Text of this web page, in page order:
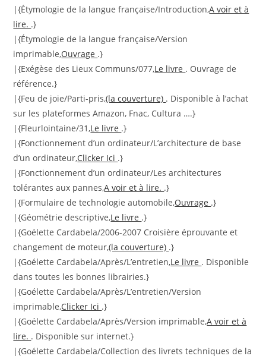
|{Étymologie de la langue française/Introduction,A voir et à
lire. .}
|{Étymologie de la langue française/Version
imprimable,Ouvrage .}
|{Exégèse des Lieux Communs/077,Le livre . Ouvrage de
référence.}
|{Feu de joie/Parti-pris,(la couverture) . Disponible à l’achat
sur les plateformes Amazon, Fnac, Cultura ….}
|{Fleurlointaine/31,Le livre .}
|{Fonctionnement d’un ordinateur/L’architecture de base
d’un ordinateur,Clicker Ici .}
|{Fonctionnement d’un ordinateur/Les architectures
tolérantes aux pannes,A voir et à lire. .}
|{Formulaire de technologie automobile,Ouvrage .}
|{Géométrie descriptive,Le livre .}
|{Goélette Cardabela/2006-2007 Croisière éprouvante et
changement de moteur,(la couverture) .}
|{Goélette Cardabela/Après/L’entretien,Le livre . Disponible
dans toutes les bonnes librairies.}
|{Goélette Cardabela/Après/L’entretien/Version
imprimable,Clicker Ici .}
|{Goélette Cardabela/Après/Version imprimable,A voir et à
lire. . Disponible sur internet.}
|{Goélette Cardabela/Collection des livrets techniques de la